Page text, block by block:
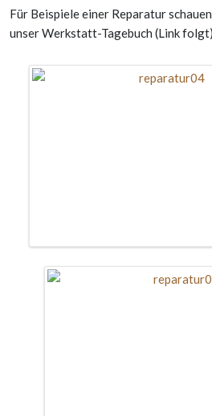
Für Beispiele einer Reparatur
unser Werkstatt-Tagebuch (Link